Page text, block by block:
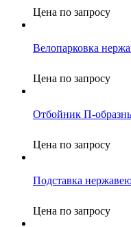
Цена по запросу
Велопарковка
Цена по запросу
Отбойник П-
Цена по запросу
Подставка
Цена по запросу